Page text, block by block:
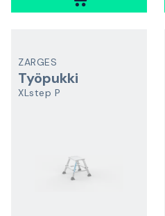
ZARGES
Työpukki
XLstep P